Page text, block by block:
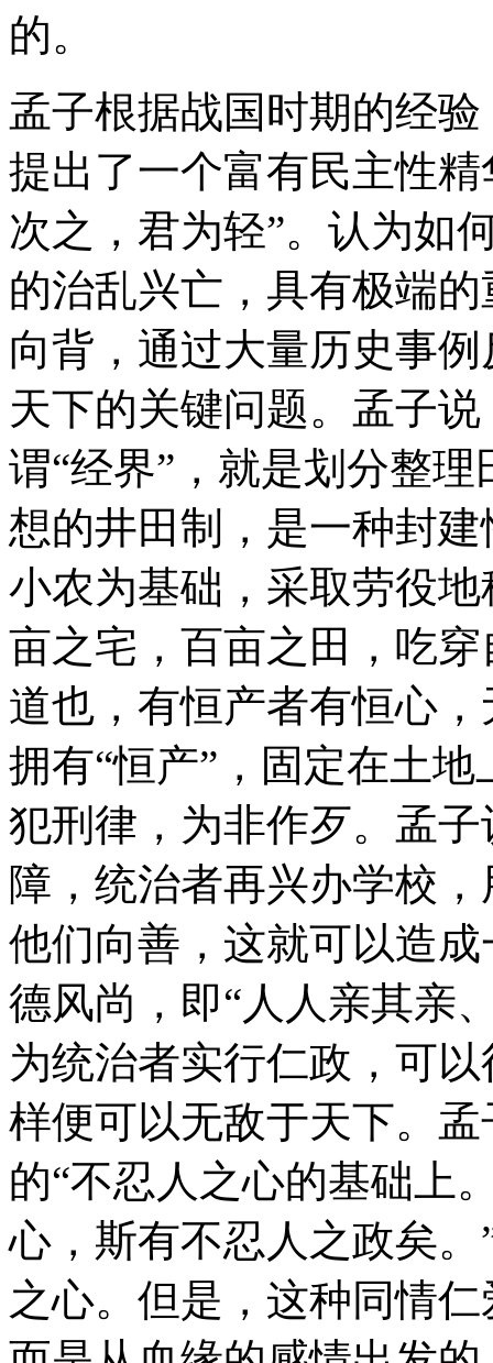
的。
孟子根据战国时期的经
提出了一个富有民主性
次之，君为轻”。认为如
的治乱兴亡，具有极端
向背，通过大量历史事
天下的关键问题。孟子
谓“经界”，就是划分整
想的井田制，是一种封
小农为基础，采取劳役
亩之宅，百亩之田，吃
道也，有恒产者有恒心
拥有“恒产”，固定在土
犯刑律，为非作歹。孟
障，统治者再兴办学校
他们向善，这就可以造成
德风尚，即“人人亲其亲
为统治者实行仁政，可
样便可以无敌于天下。
的“不忍人之心的基础上
心，斯有不忍人之政矣
之心。但是，这种同情